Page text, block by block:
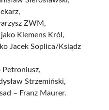
ZWM,
Klemens Król,
Jacek Soplica/Ksiądz
Petroniusz,
Strzemiński,
– Franz Maurer.